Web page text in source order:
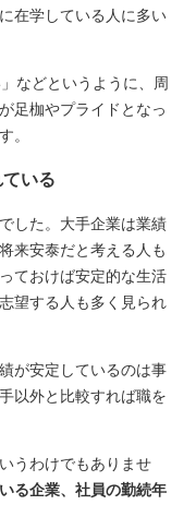
在学している人に多い
などというように、周
足枷やプライドとなっ
。
いる
した。大手企業は業績
来安泰だと考える人も
ておけば安定的な生活
望する人も多く見られ
が安定しているのは事
以外と比較すれば職を
うわけでもありませ
る企業、社員の勤続年